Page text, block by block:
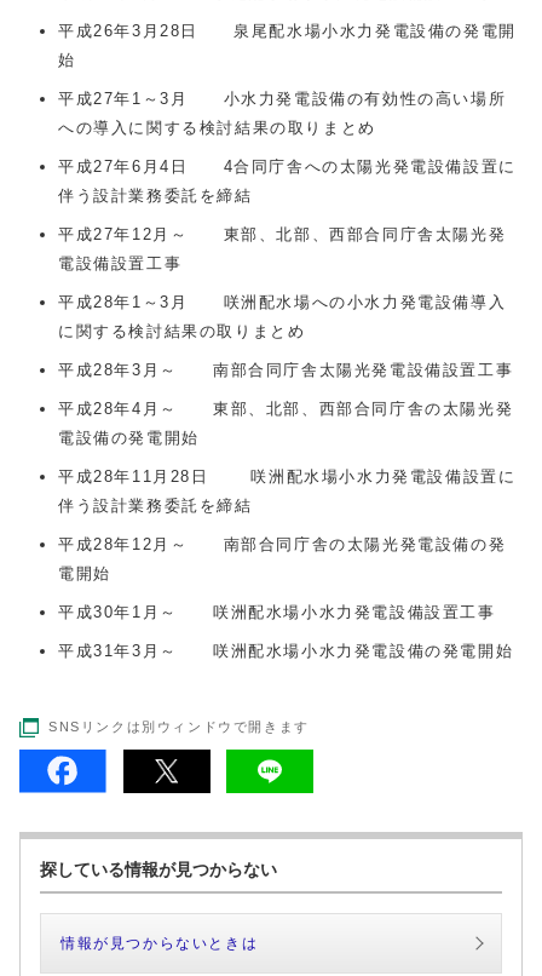
平成26年3月28日 泉尾配水場小水力発電設備の発電開
始
平成27年1～3月 小水力発電設備の有効性の高い場所
への導入に関する検討結果の取りまとめ
平成27年6月4日 4合同庁舎への太陽光発電設備設置に
伴う設計業務委託を締結
平成27年12月～ 東部、北部、西部合同庁舎太陽光発
電設備設置工事
平成28年1～3月 咲洲配水場への小水力発電設備導入
に関する検討結果の取りまとめ
平成28年3月～ 南部合同庁舎太陽光発電設備設置工事
平成28年4月～ 東部、北部、西部合同庁舎の太陽光発
電設備の発電開始
平成28年11月28日 咲洲配水場小水力発電設備設置に
伴う設計業務委託を締結
平成28年12月～ 南部合同庁舎の太陽光発電設備の発
電開始
平成30年1月～ 咲洲配水場小水力発電設備設置工事
平成31年3月～ 咲洲配水場小水力発電設備の発電開始
SNSリンクは別ウィンドウで開きます
探している情報が見つからない
情報が見つからないときは